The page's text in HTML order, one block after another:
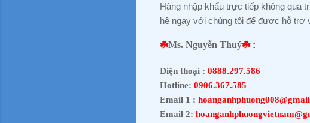
Hàng nhập khẩu trực tiếp không qua
hệ ngay với chúng tôi để được hỗ trợ
☘️Ms. Nguyễn Thuý☘️ :
Điện thoại : 0888.297.586
Hotline: 0906.367.585
Email 1 :
Email 2: